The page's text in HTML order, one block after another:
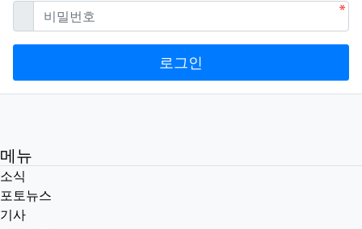
비밀번호필수
로그인
메뉴
소식
포토뉴스
기사